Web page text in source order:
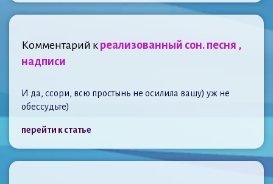
Комментарий к реализованный сон. песня ,
надписи
И да, ссори, всю простынь не осилила вашу) уж не
обессудьте)
перейти к статье